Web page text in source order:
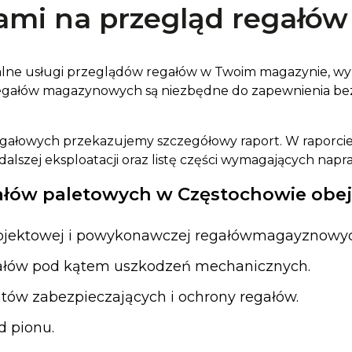
na przegląd
usługi przeglądów regałów w Twoim magazynie,
magazynowych są niezbędne do zapewnienia
przekazujemy szczegółowy raport. W
eksploatacji oraz listę części wymagających
paletowych w Częstochowie
i powykonawczej
pod kątem uszkodzeń mechanicznych.
zabezpieczających i ochrony regałów.
pionu.